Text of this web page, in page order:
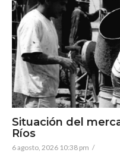
Situación del
Ríos
6 agosto, 2026 10:38 pm /